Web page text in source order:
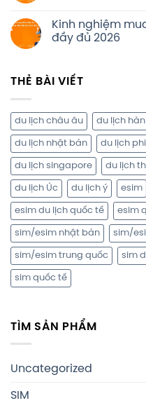
Kinh nghiệm
đầy đủ 2026
THẺ BÀI VIẾT
du lịch châu âu du lịch
du lịch nhật bản du lịch
du lịch singapore du lịch
du lịch Úc du lịch ý esim
esim du lịch quốc tế esim
sim/esim nhật bản sim/
sim/esim trung quốc sim
sim quốc tế
TÌM SẢN PHẨM
Uncategorized
SIM